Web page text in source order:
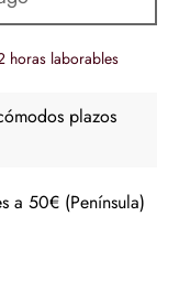
horas laborables
plazos
a 50€ (Península)